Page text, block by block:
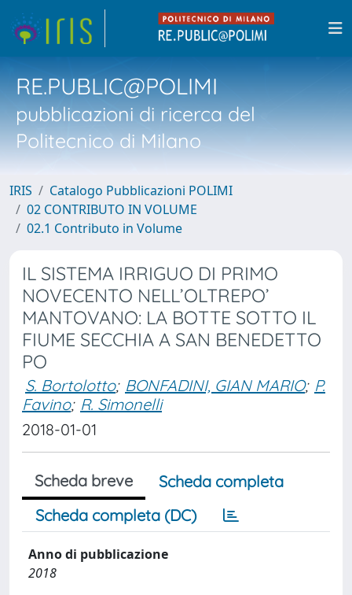
RE.PUBLIC@POLIMI
pubblicazioni di ricerca del
Politecnico di Milano
IRIS
Catalogo Pubblicazioni POLIMI
02 CONTRIBUTO IN VOLUME
02.1 Contributo in Volume
IL SISTEMA IRRIGUO DI PRIMO
NOVECENTO NELL’OLTREPO’
MANTOVANO: LA BOTTE SOTTO IL
FIUME SECCHIA A SAN BENEDETTO
PO
S. Bortolotto; BONFADINI, GIAN MARIO; P.
Favino; R. Simonelli
2018-01-01
Scheda breve
Scheda completa
Scheda completa (DC)
Anno di pubblicazione
2018